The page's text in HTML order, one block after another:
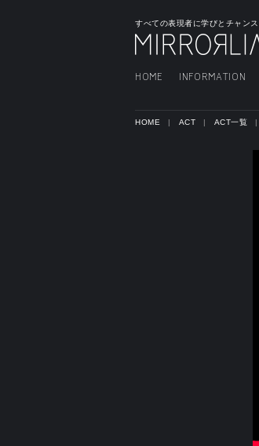
すべての表現者に学びとチャン
HOME INFORMATION
HOME ACT ACT一覧